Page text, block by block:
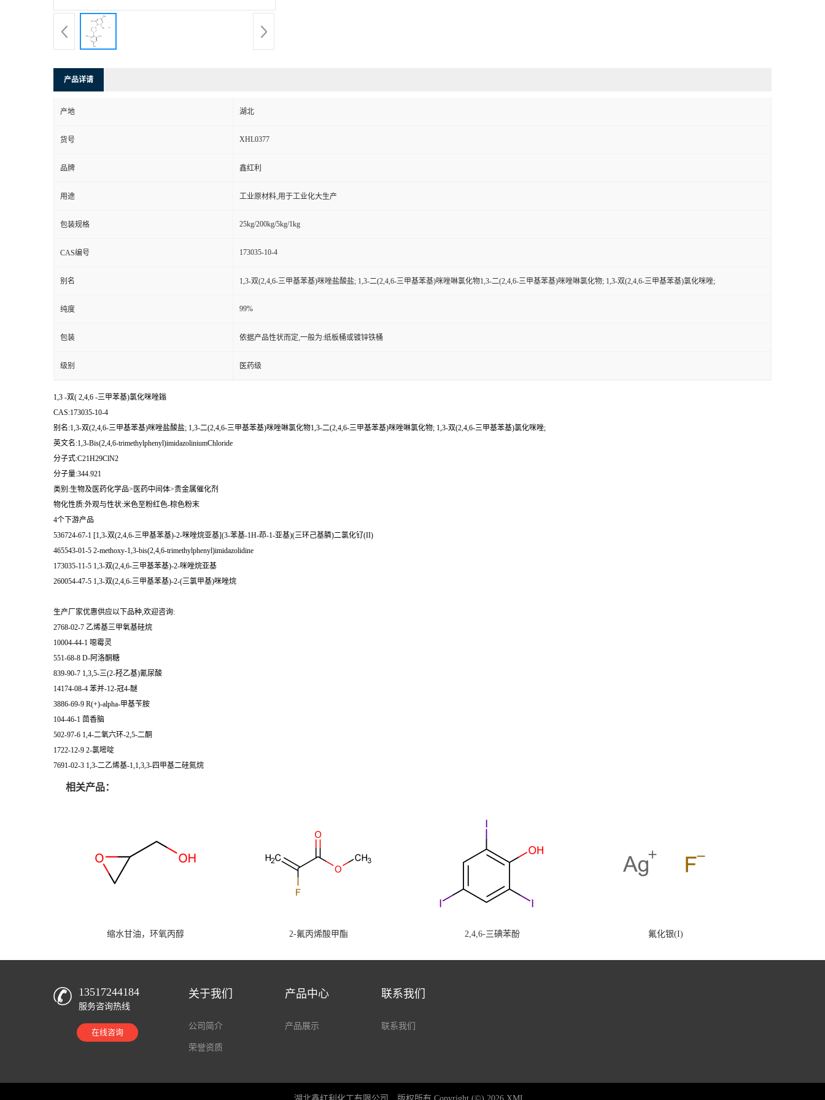
产品详请
产地 湖北
货号 XHL0377
品牌 鑫红利
用途 工业原材料,用于工业化大生产
包装规格 25kg/200kg/5kg/1kg
CAS编号 173035-10-4
别名 1,3-双(2,4,6-三甲基苯基)咪唑盐酸盐; 1,3-二(2,4,6-三甲基苯基)咪唑啉氯化物1,3-二(2,4,6-三甲基苯基)咪唑啉氯化物; 1,3-双(2,4,6-三甲基苯基)氯化咪唑;
纯度 99%
包装 依据产品性状而定,一般为:纸板桶或镀锌铁桶
级别 医药级
1,3 -双( 2,4,6 -三甲苯基)氯化咪唑鎓
CAS:173035-10-4
别名:1,3-双(2,4,6-三甲基苯基)咪唑盐酸盐; 1,3-二(2,4,6-三甲基苯基)咪唑啉氯化物1,3-二(2,4,6-三甲基苯基)咪唑啉氯化物; 1,3-双(2,4,6-三甲基苯基)氯化咪唑;
英文名:1,3-Bis(2,4,6-trimethylphenyl)imidazoliniumChloride
分子式:C21H29ClN2
分子量:344.921
类别:生物及医药化学品>医药中间体>贵金属催化剂
物化性质:外观与性状:米色至粉红色-棕色粉末
4个下游产品
536724-67-1 [1,3-双(2,4,6-三甲基苯基)-2-咪唑烷亚基](3-苯基-1H-茚-1-亚基)(三环己基膦)二氯化钌(II)
465543-01-5 2-methoxy-1,3-bis(2,4,6-trimethylphenyl)imidazolidine
173035-11-5 1,3-双(2,4,6-三甲基苯基)-2-咪唑烷亚基
260054-47-5 1,3-双(2,4,6-三甲基苯基)-2-(三氯甲基)咪唑烷
生产厂家优惠供应以下品种,欢迎咨询:
2768-02-7 乙烯基三甲氧基硅烷
10004-44-1 噁霉灵
551-68-8 D-阿洛酮糖
839-90-7 1,3,5-三(2-羟乙基)氰尿酸
14174-08-4 苯并-12-冠4-醚
3886-69-9 R(+)-alpha-甲基苄胺
104-46-1 茴香脑
502-97-6 1,4-二氧六环-2,5-二酮
1722-12-9 2-氯嘧啶
7691-02-3 1,3-二乙烯基-1,1,3,3-四甲基二硅氮烷
相关产品：
缩水甘油，环氧丙醇 2-氟丙烯酸甲酯 2,4,6-三碘苯酚 氟化银(I)
13517244184
服务咨询热线
在线咨询
关于我们
公司简介
荣誉资质
产品中心
产品展示
联系我们
联系我们